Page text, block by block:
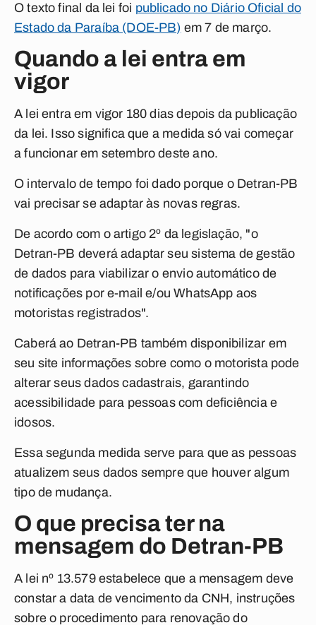
O texto final da lei foi publicado no Diário Oficial do
Estado da Paraíba (DOE-PB) em 7 de março.
Quando a lei entra em
vigor
A lei entra em vigor 180 dias depois da publicação
da lei. Isso significa que a medida só vai começar
a funcionar em setembro deste ano.
O intervalo de tempo foi dado porque o Detran-PB
vai precisar se adaptar às novas regras.
De acordo com o artigo 2º da legislação, "o
Detran-PB deverá adaptar seu sistema de gestão
de dados para viabilizar o envio automático de
notificações por e-mail e/ou WhatsApp aos
motoristas registrados".
Caberá ao Detran-PB também disponibilizar em
seu site informações sobre como o motorista pode
alterar seus dados cadastrais, garantindo
acessibilidade para pessoas com deficiência e
idosos.
Essa segunda medida serve para que as pessoas
atualizem seus dados sempre que houver algum
tipo de mudança.
O que precisa ter na
mensagem do Detran-PB
A lei nº 13.579 estabelece que a mensagem deve
constar a data de vencimento da CNH, instruções
sobre o procedimento para renovação do